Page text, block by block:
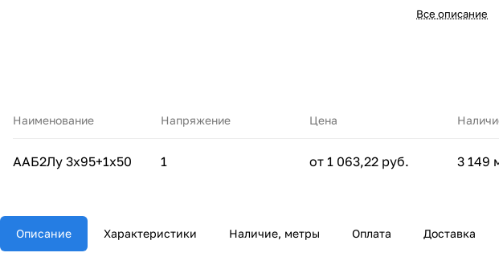
низкие цены за
Все описание
Наименование Напряжение Цена
ААБ2Лу 3х95+1х50 1 от 1 063,22 руб. 3 149
Описание Характеристики Наличие, метры Оплата Доставка